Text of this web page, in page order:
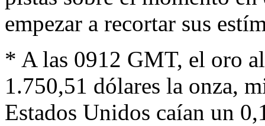
empezar a recortar sus
* A las 0912 GMT, el oro
1.750,51 dólares la onza,
Estados Unidos caían un